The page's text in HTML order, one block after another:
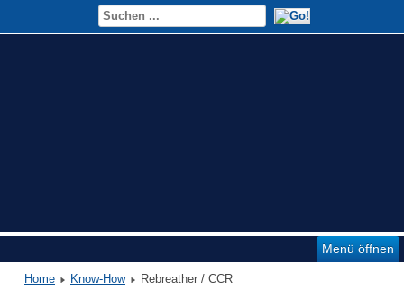
Menü öffnen
Home Know-How Rebreather / CCR